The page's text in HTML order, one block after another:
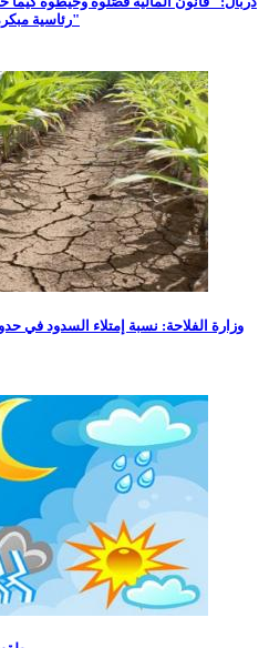
رئاسية مبكرة من بين أهم الحلول للأزمة السياسية"